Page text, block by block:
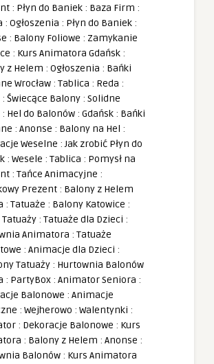
: Płyn do Baniek : Baza Firm :
: Ogłoszenia : Płyn do Baniek :
: Balony Foliowe : Zamykanie
: Kurs Animatora Gdańsk :
z Helem : Ogłoszenia : Bańki
Wrocław : Tablica : Reda :
: Świecące Balony : Solidne
: Hel do Balonów : Gdańsk : Bańki
: Anonse : Balony na Hel :
Weselne :Jak zrobić Płyn do
: Wesele : Tablica : Pomysł na
: Tańce Animacyjne :
Prezent : Balony z Helem
: Tatuaże : Balony Katowice :
Tatuaży : Tatuaże dla Dzieci :
Animatora : Tatuaże
: Animacje dla Dzieci :
Tatuaży : Hurtownia Balonów
: PartyBox : Animator Seniora :
Balonowe : Animacje
: Wejherowo : Walentynki :
: Dekoracje Balonowe : Kurs
: Balony z Helem : Anonse :
Balonów : Kurs Animatora